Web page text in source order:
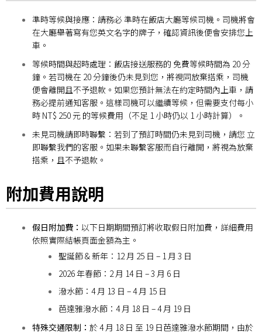
準時等候與接應： 請務必 準時在飯店大廳等候司機。司機將會
在大廳舉著寫有您英文名字的牌子，確認資訊後便會安排您上
車。
等候時間與超時處理： 飯店接送服務的 免費等候時間為 20 分
鐘。若司機在 20 分鐘後仍未見到您，將視同放棄搭乘，司機
便會離開且不予退款。如果您預計無法在約定時間內上車，請
務必提前通知客服。這樣司機可以繼續等候，但需要支付每小
時 NT$ 250 元 的等候費用（不足 1 小時仍以 1 小時計算）。
未見司機請即時聯繫： 若到了預訂時間仍未見到司機，請您 立
即聯繫我們的客服。如果未聯繫客服而自行離開，將視為放棄
搭乘，且不予退款。
附加費用說明
假日附加費： 以下日期期間預訂將收取假日附加費，詳細費用
依照實際結帳頁面金額為主。
聖誕節 & 新年：12 月 25 日 – 1 月 3 日
2026 年春節：2 月 14 日 – 3 月 6 日
潑水節：4 月 13 日 – 4 月 15 日
芭達雅潑水節：4 月 18 日 – 4 月 19 日
特殊交通限制： 於 4 月 18 日 至 19 日芭達雅潑水節期間，由於